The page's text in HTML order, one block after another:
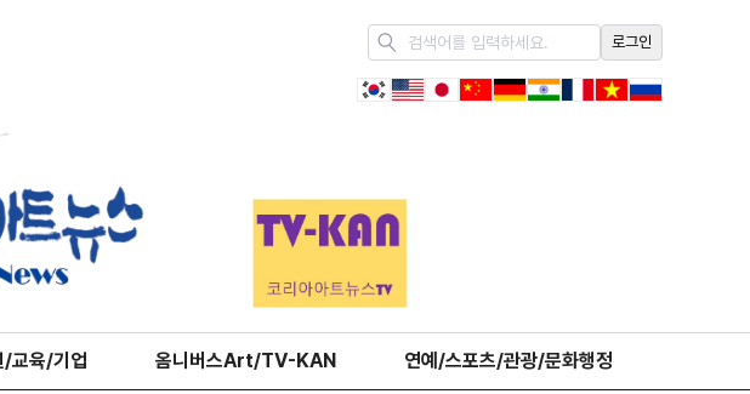
로그인
교육/기업 옴니버스Art/TV-KAN 연예/스포츠/관광/문화행정